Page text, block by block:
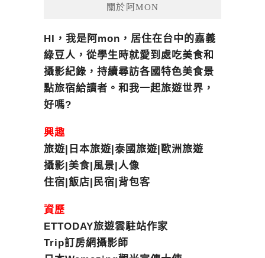
關於阿MON
HI，我是阿mon，居住在台中的嘉義
綠豆人，從學生時就愛到處吃美食和
攝影紀錄，持續尋訪各國特色美食景
點旅宿給讀者。和我一起旅遊世界，
好嗎?
興趣
旅遊|日本旅遊|泰國旅遊|歐洲旅遊
攝影|美食|風景|人像
住宿|飯店|民宿|背包客
資歷
ETTODAY旅遊雲駐站作家
Trip訂房網攝影師